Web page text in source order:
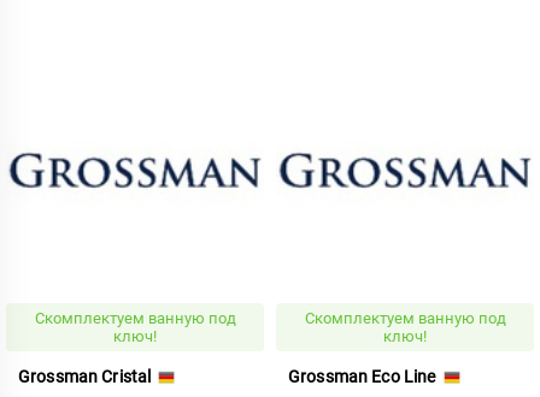
Скомплектуем ванную под
ключ!
Grossman Cristal
Скомплектуем ванную под
ключ!
Grossman Eco Line